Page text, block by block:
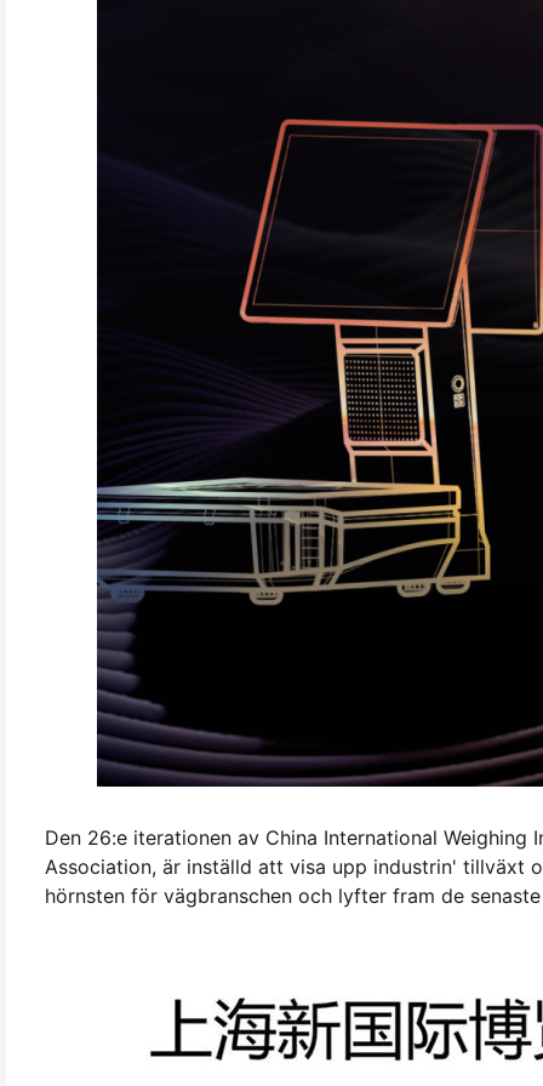
Den 26:e iterationen av China International
Association, är inställd att visa upp industrin' tillväxt
hörnsten för vägbranschen och lyfter fram de